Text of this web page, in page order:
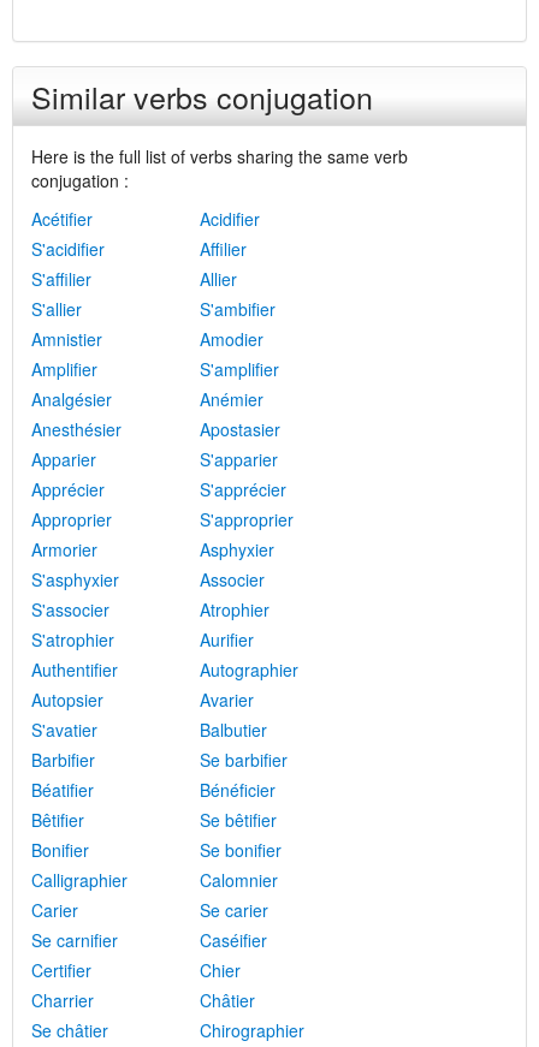
Similar verbs conjugation
Here is the full list of verbs sharing the same verb
conjugation :
Acétifier
Acidifier
S'acidifier
Affilier
S'affilier
Allier
S'allier
S'ambifier
Amnistier
Amodier
Amplifier
S'amplifier
Analgésier
Anémier
Anesthésier
Apostasier
Apparier
S'apparier
Apprécier
S'apprécier
Approprier
S'approprier
Armorier
Asphyxier
S'asphyxier
Associer
S'associer
Atrophier
S'atrophier
Aurifier
Authentifier
Autographier
Autopsier
Avarier
S'avatier
Balbutier
Barbifier
Se barbifier
Béatifier
Bénéficier
Bêtifier
Se bêtifier
Bonifier
Se bonifier
Calligraphier
Calomnier
Carier
Se carier
Se carnifier
Caséifier
Certifier
Chier
Charrier
Châtier
Se châtier
Chirographier